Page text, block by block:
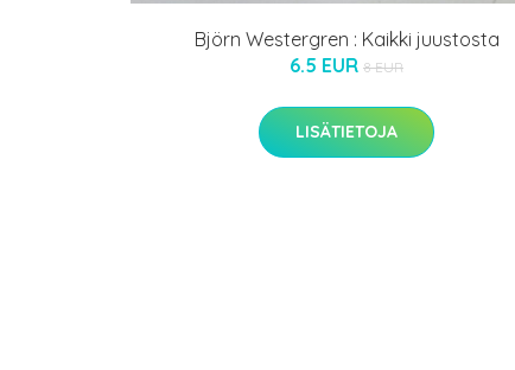
Björn Westergren : Kaikki juustosta
6.5 EUR 8 EUR
LISÄTIETOJA